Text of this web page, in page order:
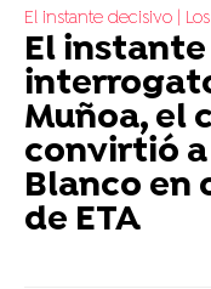
El instante decisivo |
El
Muñoa, el
convirtió
Blanco
de ETA